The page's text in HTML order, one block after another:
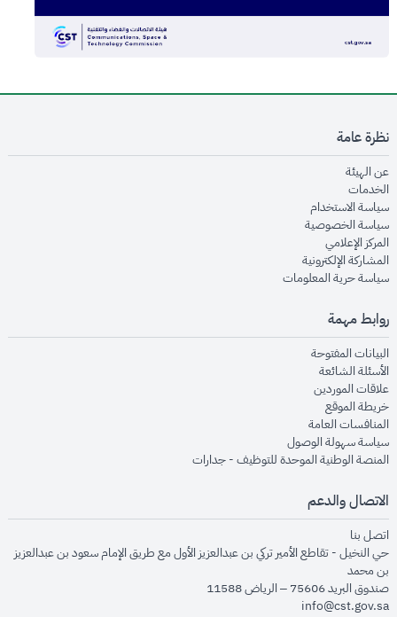
نظرة عامة
عن الهيئةopens in new window
الخدماتopens in new window
سياسة الاستخدام
سياسة الخصوصيةopens in new window
المركز الإعلاميopens in new window
المشاركة الإلكترونيةopens in new window
سياسة حرية المعلوماتopens in new window
روابط مهمة
البيانات المفتوحةopens in new window
الأسئلة الشائعةopens in new window
علاقات الموردينopens in new window
خريطة الموقعopens in new window
المنافسات العامةopens in new window
سياسة سهولة الوصولopens in new window
المنصة الوطنية الموحدة للتوظيف - جداراتopens in new window
الاتصال والدعم
اتصل بنا
حي النخيل - تقاطع الأمير تركي بن عبدالعزيز الأول مع طريق الإمام سعود بن عبدالعزيز
بن محمد
صندوق البريد 75606 – الرياض 11588
info@cst.gov.sa